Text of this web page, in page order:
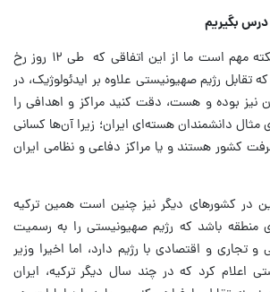
باقری ادامه داد: این نکته مهم است ما از این اتفاقی که طی ۱۲ روز رخ
تقابل رژیم صهیونیستی علاوه بر ایدئولوژیک، در
نیز بوده و هست، دقت کنید مراکز و اهدافی را
مثال دانشمندان هسته‌ای ایران؛ زیرا آن‌ها کسانی
کشور هستند و یا مراکز دفاعی و نظامی ایران
در کشورهای دیگر نیز چنین است همین ترکیه
منطقه باشد که رژیم صهیونیستی را به رسمیت
و اقتصادی با رژیم دارد، اما اخیرا وزیر
اعلام کرد که در چند سال دیگر ترکیه، ایران